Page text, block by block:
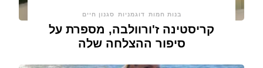
בנות חמות דוגמניות סגנון חיים
קריסטינה ז'ורוולבה, מספרת על
סיפור ההצלחה שלה